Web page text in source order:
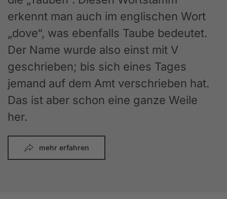
erkennt man auch im englischen Wort
„dove“, was ebenfalls Taube bedeutet.
Der Name wurde also einst mit V
geschrieben; bis sich eines Tages
jemand auf dem Amt verschrieben hat.
Das ist aber schon eine ganze Weile
her.
mehr erfahren